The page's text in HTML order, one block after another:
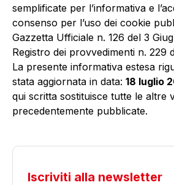
semplificate per l’informativa e
consenso per l’uso dei cookie
Gazzetta Ufficiale n. 126 del 3
Registro dei provvedimenti n. 229
La presente informativa estesa
stata aggiornata in data: 18 luglio
qui scritta sostituisce tutte le altre
precedentemente pubblicate.
Iscriviti alla newsletter